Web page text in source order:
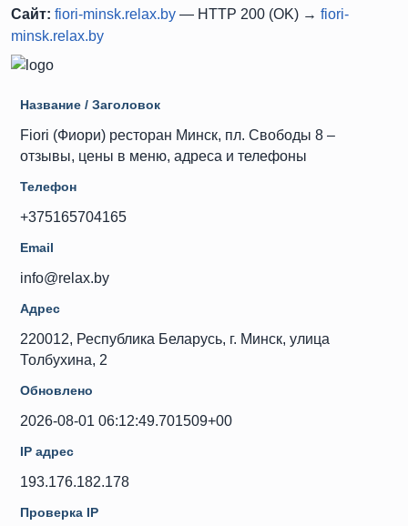
Сайт: fiori-minsk.relax.by — HTTP 200 (OK) → fiori-
minsk.relax.by
Название / Заголовок
Fiori (Фиори) ресторан Минск, пл. Свободы 8 –
отзывы, цены в меню, адреса и телефоны
Телефон
+375165704165
Email
info@relax.by
Адрес
220012, Республика Беларусь, г. Минск, улица
Толбухина, 2
Обновлено
2026-08-01 06:12:49.701509+00
IP адрес
193.176.182.178
Проверка IP